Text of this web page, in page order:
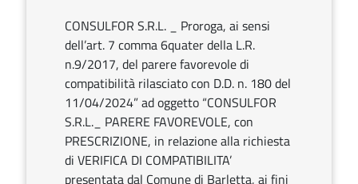
CONSULFOR S.R.L. _ Proroga, ai sensi
dell’art. 7 comma 6quater della L.R.
n.9/2017, del parere favorevole di
compatibilità rilasciato con D.D. n. 180 del
11/04/2024” ad oggetto “CONSULFOR
S.R.L._ PARERE FAVOREVOLE, con
PRESCRIZIONE, in relazione alla richiesta
di VERIFICA DI COMPATIBILITA’
presentata dal Comune di Barletta, ai fini